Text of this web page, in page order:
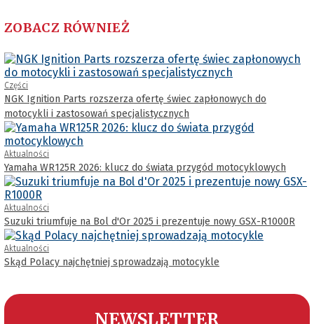
ZOBACZ RÓWNIEŻ
Części
NGK Ignition Parts rozszerza ofertę świec zapłonowych do
motocykli i zastosowań specjalistycznych
Aktualności
Yamaha WR125R 2026: klucz do świata przygód motocyklowych
Aktualności
Suzuki triumfuje na Bol d'Or 2025 i prezentuje nowy GSX-R1000R
Aktualności
Skąd Polacy najchętniej sprowadzają motocykle
NEWSLETTER